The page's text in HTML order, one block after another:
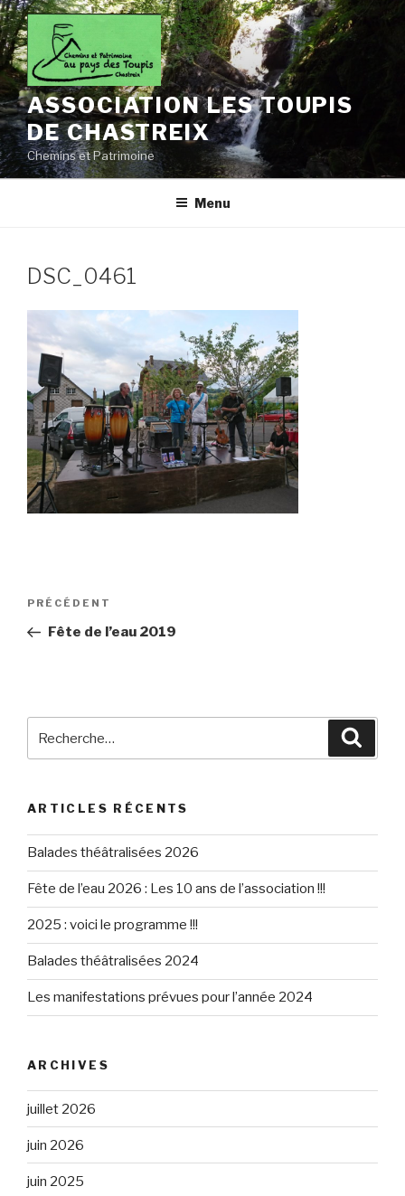
Aller
au
contenu
principal
ASSOCIATION LES TOUPIS
DE CHASTREIX
Chemins et Patrimoine
Menu
DSC_0461
Navigation
l’article
Article
précédent
PRÉCÉDENT
Fête de l’eau 2019
ARTICLES RÉCENTS
Balades théâtralisées 2026
Fête de l’eau 2026 : Les 10 ans de l’association !!!
2025 : voici le programme !!!
Balades théâtralisées 2024
Les manifestations prévues pour l’année 2024
ARCHIVES
juillet 2026
juin 2026
juin 2025